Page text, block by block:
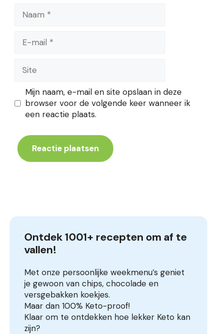
mail
Mijn naam, e-mail en site opslaan in deze
browser voor de volgende keer wanneer ik
een reactie plaats.
Ontdek 1001+ recepten om af te
vallen!
Met onze persoonlijke weekmenu’s geniet
je gewoon van chips, chocolade en
versgebakken koekjes.
Maar dan 100% Keto-proof!
Klaar om te ontdekken hoe lekker Keto kan
zijn?